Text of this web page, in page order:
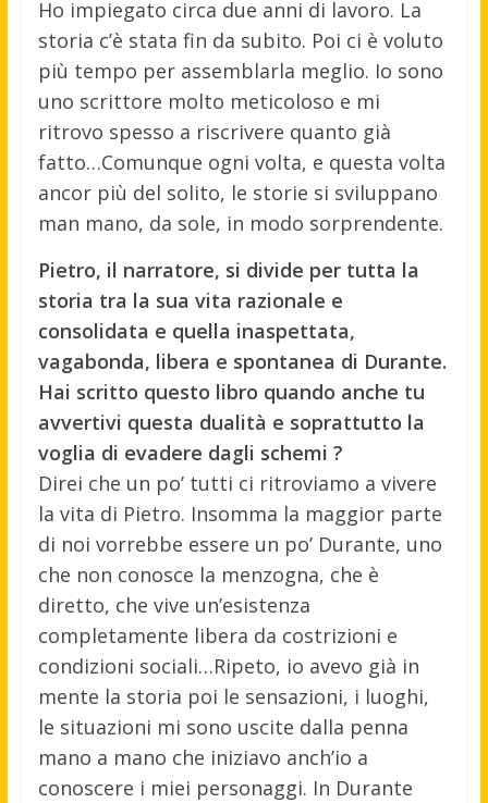
Ho impiegato circa due anni di lavoro. La
storia c’è stata fin da subito. Poi ci è voluto
più tempo per assemblarla meglio. Io sono
uno scrittore molto meticoloso e mi
ritrovo spesso a riscrivere quanto già
fatto…Comunque ogni volta, e questa volta
ancor più del solito, le storie si sviluppano
man mano, da sole, in modo sorprendente.
Pietro, il narratore, si divide per tutta la
storia tra la sua vita razionale e
consolidata e quella inaspettata,
vagabonda, libera e spontanea di Durante.
Hai scritto questo libro quando anche tu
avvertivi questa dualità e soprattutto la
voglia di evadere dagli schemi ?
Direi che un po’ tutti ci ritroviamo a vivere
la vita di Pietro. Insomma la maggior parte
di noi vorrebbe essere un po’ Durante, uno
che non conosce la menzogna, che è
diretto, che vive un’esistenza
completamente libera da costrizioni e
condizioni sociali…Ripeto, io avevo già in
mente la storia poi le sensazioni, i luoghi,
le situazioni mi sono uscite dalla penna
mano a mano che iniziavo anch’io a
conoscere i miei personaggi. In Durante